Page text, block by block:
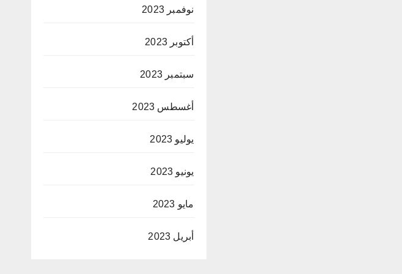
نوفمبر 2023
أكتوبر 2023
سبتمبر 2023
أغسطس 2023
يوليو 2023
يونيو 2023
مايو 2023
أبريل 2023